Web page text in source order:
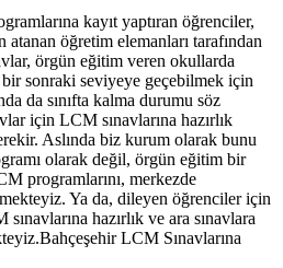
kayıt yaptıran öğrenciler,
atanan öğretim elemanları tarafından
örgün eğitim veren okullarda
sonraki seviyeye geçebilmek için
da sınıfta kalma durumu söz
için LCM sınavlarına hazırlık
Aslında biz kurum olarak bunu
olarak değil, örgün eğitim bir
programlarını, merkezde
Ya da, dileyen öğrenciler için
hazırlık ve ara sınavlara
LCM Sınavlarına